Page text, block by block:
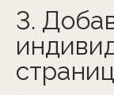
3.